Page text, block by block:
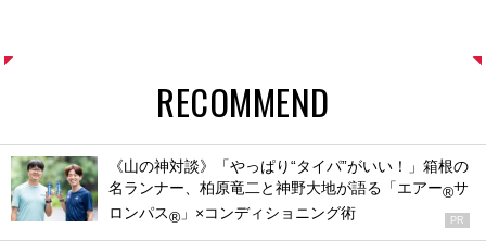
RECOMMEND
《山の神対談》「やっぱり“タイパ”がいい！」箱根の
名ランナー、柏原竜二と神野大地が語る「エアー®サ
ロンパス® 」×コンディショニング術 PR